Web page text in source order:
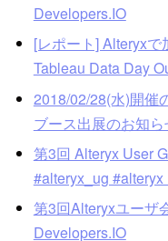
Developers.IO
[レポート] Alteryxで
Tableau Data Day
2018/02/28(水)開催
ブース出展のお知
第3回 Alteryx User
#alteryx_ug
第3回Alteryxユーザ
Developers.IO